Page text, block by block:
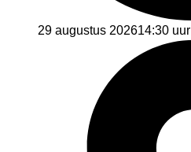
29 augustus 202614:30 uur